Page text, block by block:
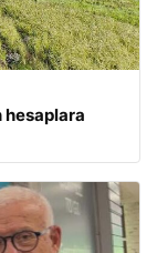
hesaplara